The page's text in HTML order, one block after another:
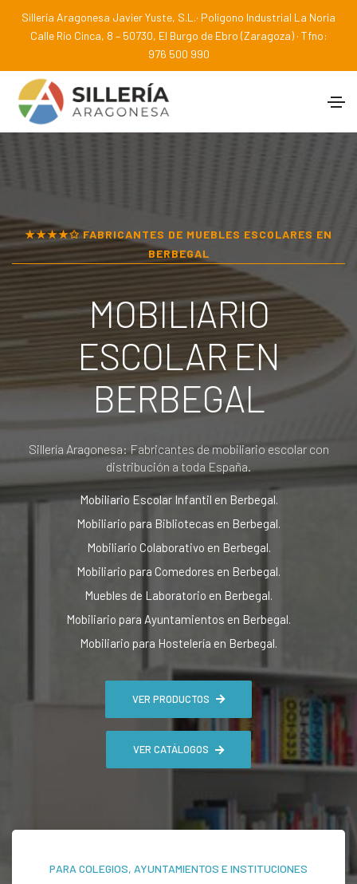
Sillería Aragonesa Javier Yuste, S.L.· Polígono Industrial La Noria
Calle Río Cinca, 8 – 50730, El Burgo de Ebro (Zaragoza) · Tfno:
976 500 990
★★★★✩ FABRICANTES DE MUEBLES ESCOLARES EN
BERBEGAL
MOBILIARIO
ESCOLAR EN
BERBEGAL
Sillería Aragonesa: Fabricantes de mobiliario escolar con
distribución a toda España.
Mobiliario Escolar Infantil en Berbegal.
Mobiliario para Bibliotecas en Berbegal.
Mobiliario Colaborativo en Berbegal.
Mobiliario para Comedores en Berbegal.
Muebles de Laboratorio en Berbegal.
Mobiliario para Ayuntamientos en Berbegal.
Mobiliario para Hostelería en Berbegal.
VER PRODUCTOS
VER CATÁLOGOS
PARA COLEGIOS, AYUNTAMIENTOS E INSTITUCIONES